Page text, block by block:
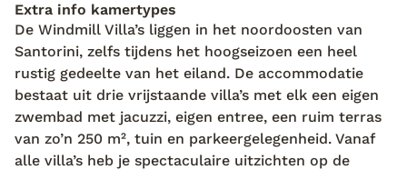
creëren een romantische sfeer. Buiten besluit ik me,
met mijn glas witte wijn en Griekse mezes, in het
zitje onder de pergola te installeren. De zon gaat
langzaam onder en geeft de witte muren een oranje
rode gloed. Ik neem een slokje, zak wat onderuit en
besluit dat een dagje aan het zwembad morgen
misschien helemaal niet zo'n gek idee is.
Extra info kamertypes
De Windmill Villa’s liggen in het noordoosten van
Santorini, zelfs tijdens het hoogseizoen een heel
rustig gedeelte van het eiland. De accommodatie
bestaat uit drie vrijstaande villa’s met elk een eigen
zwembad met jacuzzi, eigen entree, een ruim terras
van zo’n 250 m², tuin en parkeergelegenheid. Vanaf
alle villa’s heb je spectaculaire uitzichten op de